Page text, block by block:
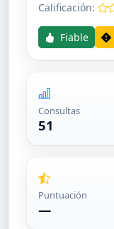
Calificación:
Fiable
Consultas
51
Puntuación
—